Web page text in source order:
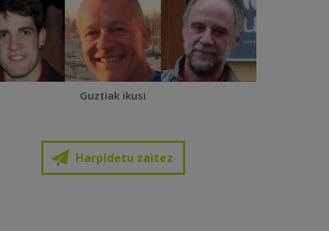
Guztiak ikusi
Harpidetu zaitez